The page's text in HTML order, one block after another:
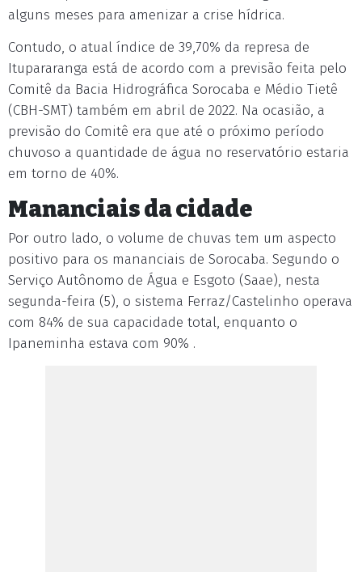
alguns meses para amenizar a crise hídrica.
Contudo, o atual índice de 39,70% da represa de
Itupararanga está de acordo com a previsão feita pelo
Comitê da Bacia Hidrográfica Sorocaba e Médio Tietê
(CBH-SMT) também em abril de 2022. Na ocasião, a
previsão do Comitê era que até o próximo período
chuvoso a quantidade de água no reservatório estaria
em torno de 40%.
Mananciais da cidade
Por outro lado, o volume de chuvas tem um aspecto
positivo para os mananciais de Sorocaba. Segundo o
Serviço Autônomo de Água e Esgoto (Saae), nesta
segunda-feira (5), o sistema Ferraz/Castelinho operava
com 84% de sua capacidade total, enquanto o
Ipaneminha estava com 90% .